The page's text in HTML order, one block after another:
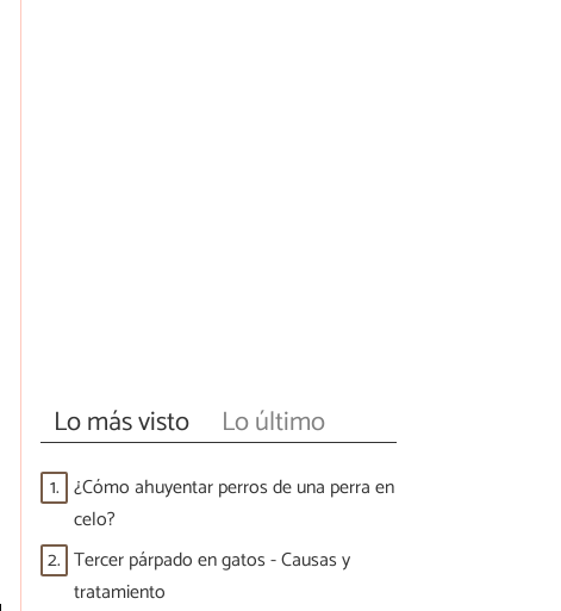
Lo más visto Lo último
1. ¿Cómo ahuyentar perros de una perra en
celo?
2. Tercer párpado en gatos - Causas y
tratamiento